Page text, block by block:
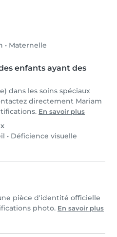
• Maternelle
enfants ayant des
dans les soins spéciaux
directement Mariam
En savoir plus
• Déficience visuelle
pièce d'identité officielle
photo. En savoir plus